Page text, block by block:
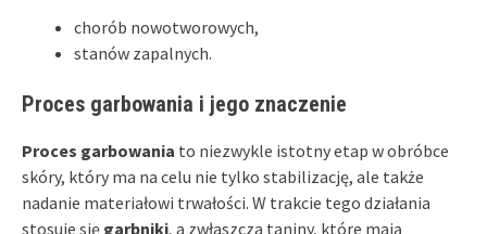
chorób nowotworowych,
stanów zapalnych.
Proces garbowania i jego znaczenie
Proces garbowania to niezwykle istotny etap w obróbce
skóry, który ma na celu nie tylko stabilizację, ale także
nadanie materiałowi trwałości. W trakcie tego działania
stosuje się garbniki, a zwłaszcza taniny, które mają